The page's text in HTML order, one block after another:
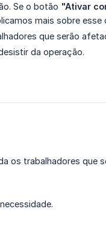
Se o botão "Ativar
mais sobre esse
que serão
da operação.
os trabalhadores que